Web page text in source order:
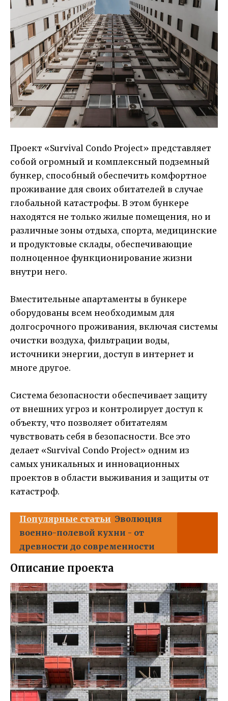
Проект «Survival Condo Project» представляет
собой огромный и комплексный подземный
бункер, способный обеспечить комфортное
проживание для своих обитателей в случае
глобальной катастрофы. В этом бункере
находятся не только жилые помещения, но и
различные зоны отдыха, спорта, медицинские
и продуктовые склады, обеспечивающие
полноценное функционирование жизни
внутри него.
Вместительные апартаменты в бункере
оборудованы всем необходимым для
долгосрочного проживания, включая системы
очистки воздуха, фильтрации воды,
источники энергии, доступ в интернет и
многе другое.
Система безопасности обеспечивает защиту
от внешних угроз и контролирует доступ к
объекту, что позволяет обитателям
чувствовать себя в безопасности. Все это
делает «Survival Condo Project» одним из
самых уникальных и инновационных
проектов в области выживания и защиты от
катастроф.
Популярные статьи Эволюция
военно-полевой кухни - от
древности до современности
Описание проекта